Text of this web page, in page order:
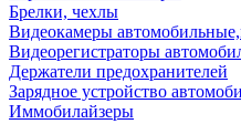
Брелки, чехлы
Видеокамеры
Видеорегистраторы
Держатели предохранителей
Зарядное устройство
Иммобилайзеры